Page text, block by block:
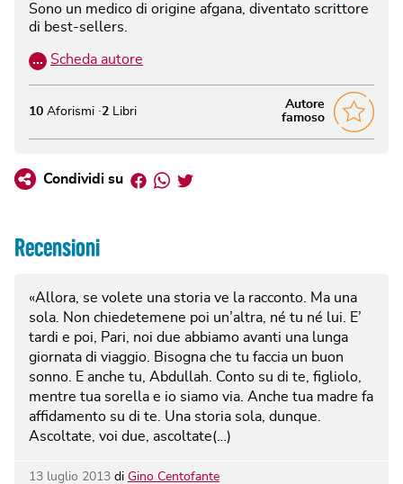
Sono un medico di origine afgana, diventato scrittore
di best-sellers.
… Scheda autore
Autore
famoso
10 Aforismi 2 Libri
Condividi su Facebook
Whatsapp
Twitter
Recensioni
«Allora, se volete una storia ve la racconto. Ma una
sola. Non chiedetemene poi un’altra, né tu né lui. E’
tardi e poi, Pari, noi due abbiamo avanti una lunga
giornata di viaggio. Bisogna che tu faccia un buon
sonno. E anche tu, Abdullah. Conto su di te, figliolo,
mentre tua sorella e io siamo via. Anche tua madre fa
affidamento su di te. Una storia sola, dunque.
Ascoltate, voi due, ascoltate(…)
13 luglio 2013 di Gino Centofante